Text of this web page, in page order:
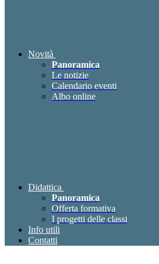
Novità
Panoramica
Le notizie
Calendario eventi
Albo online
Didattica
Panoramica
Offerta formativa
I progetti delle classi
Info utili
Contatti